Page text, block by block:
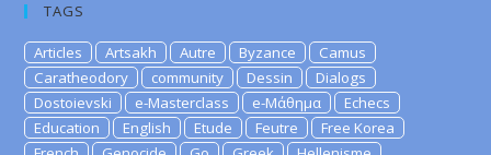
TAGS
Articles Artsakh Autre Byzance
Camus
Caratheodory
community Dessin
Dialogs
Dostoievski
e-Masterclass e-Μάθημα
Echecs
Education
English Etude Feutre
Free Korea